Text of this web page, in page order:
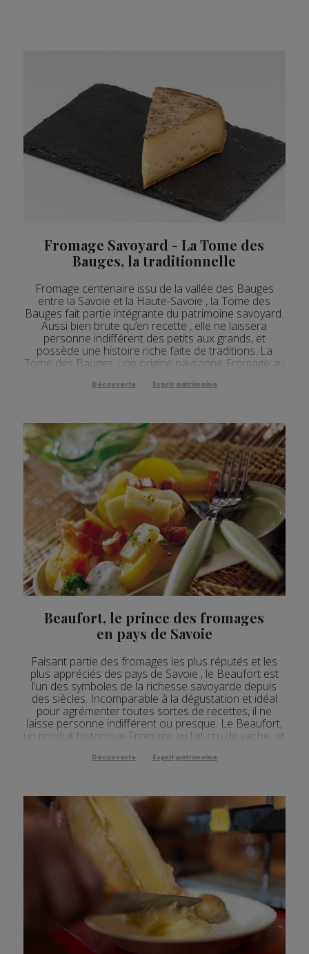
Fromage Savoyard - La Tome des
Bauges, la traditionnelle
Fromage centenaire issu de la vallée des Bauges
entre la Savoie et la Haute-Savoie , la Tome des
Bauges fait partie intégrante du patrimoine savoyard.
Aussi bien brute qu’en recette , elle ne laissera
personne indifférent des petits aux grands, et
possède une histoire riche faite de traditions. La
Tome des Bauges, une origine paysanne Fromage au
Découverte Esprit patrimoine
Beaufort, le prince des fromages
en pays de Savoie
Faisant partie des fromages les plus réputés et les
plus appréciés des pays de Savoie , le Beaufort est
l’un des symboles de la richesse savoyarde depuis
des siècles. Incomparable à la dégustation et idéal
pour agrémenter toutes sortes de recettes, il ne
laisse personne indifférent ou presque. Le Beaufort,
un produit historique Fromage au lait cru de vache et
Découverte Esprit patrimoine